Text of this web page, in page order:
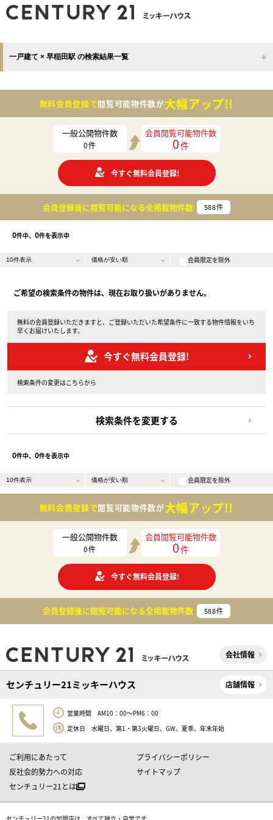
一戸建て × 早稲田駅 の検索結果一覧
無料会員登録で閲覧可能物件数が大幅アップ!!
一般公開物件数
0件
会員閲覧可能物件数
0件
今すぐ無料会員登録!
会員登録後に閲覧可能になる全掲載物件数 588件
0件中、 0件を表示中
会員限定を除外
ご希望の検索条件の物件は、現在お取り扱いがありません。
無料の会員登録いただきますと、ご登録いただいた希望条件に一致する物件情報をいち
早くお届けいたします。
今すぐ無料会員登録!
検索条件の変更はこちらから
検索条件を変更する
0件中、 0件を表示中
会員限定を除外
無料会員登録で閲覧可能物件数が大幅アップ!!
一般公開物件数
0件
会員閲覧可能物件数
0件
今すぐ無料会員登録!
会員登録後に閲覧可能になる全掲載物件数 588件
会社情報
センチュリー21ミッキーハウス 店舗情報
営業時間 AM10：00～PM6：00
定休日 水曜日、第1・第3火曜日、GW、夏季、年末年始
ご利用にあたって
プライバシーポリシー
反社会的勢力への対応
サイトマップ
センチュリー21とは